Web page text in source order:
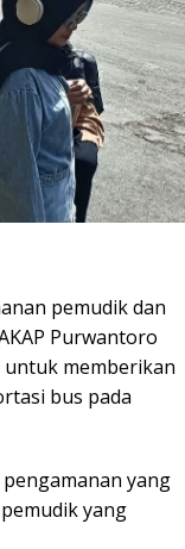
pemudik dan
Purwantoro
untuk memberikan
bus pada
yang
yang